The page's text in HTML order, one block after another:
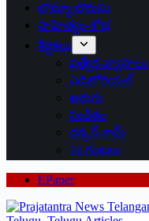
బొమ్మా బొరుసు
సాహిత్యం-శోభ
శీర్షికలు
ప్రత్యేక వ్యాసాలు
ఎడిటోరియల్
అరుగు
సంకేతం
దక్కన్.కామ్
24 గంటలు
EPaper